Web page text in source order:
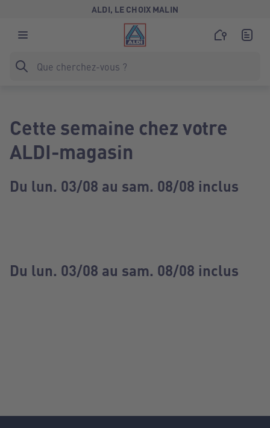
ALDI, LE CHOIX MALIN
Cette semaine chez votre
ALDI-magasin
Du lun. 03/08 au sam. 08/08 inclus
Du lun. 03/08 au sam. 08/08 inclus